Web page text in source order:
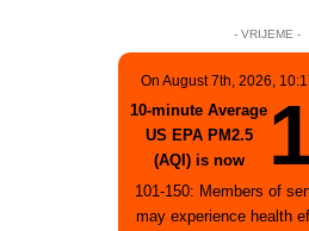
- VRIJEME -
On August 7th, 2026,
10-minute Average
US EPA PM2.5
(AQI) is now
101-150: Members of
may experience health